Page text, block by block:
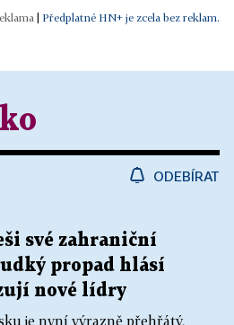
Předplatné HN+ je zcela bez reklam.
ODEBÍRAT
své zahraniční
propad hlásí
nové lídry
je nyní výrazně přehřátý,